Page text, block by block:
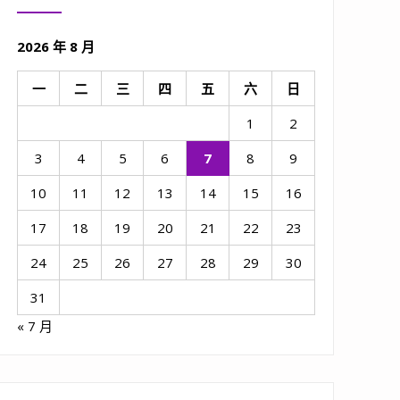
2026 年 8 月
一 二 三 四 五 六
日
1
2
3
4 5 6 7 8
9
10
11 12 13 14 15
16
17
18 19 20 21 22
23
24
25 26 27 28 29
30
31
« 7 月